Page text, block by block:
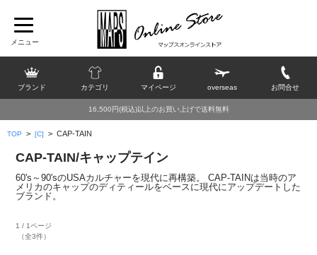
ブランド カテゴリ マイページ overseas お問合せ
16,500円(税込)以上のお買い上げで送料無料
TOP > [C] > CAP-TAIN
CAP-TAIN/キャップテイン
60's～90'sのUSAカルチャーを現代に再構築。 CAP-TAINは当時のア
メリカのキャップのディティールをベースに現代にアップデートした
ブランド。
1 / 1ページ
（全3件）